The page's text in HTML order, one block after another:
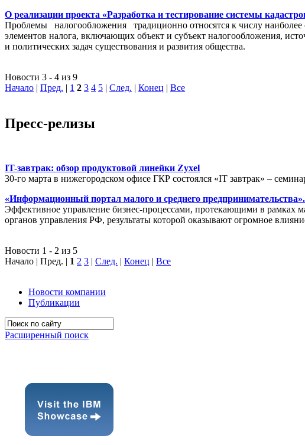
О реализации проекта «Разработка и тестирование системы
Проблемы налогообложения традиционно относятся к числу наиболее
элементов налога, включающих объект и субъект налогообложения,
и политических задач существования и развития общества.
Новости 3 - 4 из 9
Начало | Пред. | 1 2 3 4 5 | След. | Конец | Все
Пресс-релизы
IT-завтрак: обзор продуктовой линейки Zyxel
30-го марта в нижегородском офисе ГКР состоялся «IT завтрак» –
«Информационный портал малого и среднего предпринимательства».
Эффективное управление бизнес-процессами, протекающими в рамках
органов управления РФ, результаты которой оказывают огромное
Новости 1 - 2 из 5
Начало | Пред. | 1 2 3 | След. | Конец | Все
Новости компании
Публикации
Расширенный поиск